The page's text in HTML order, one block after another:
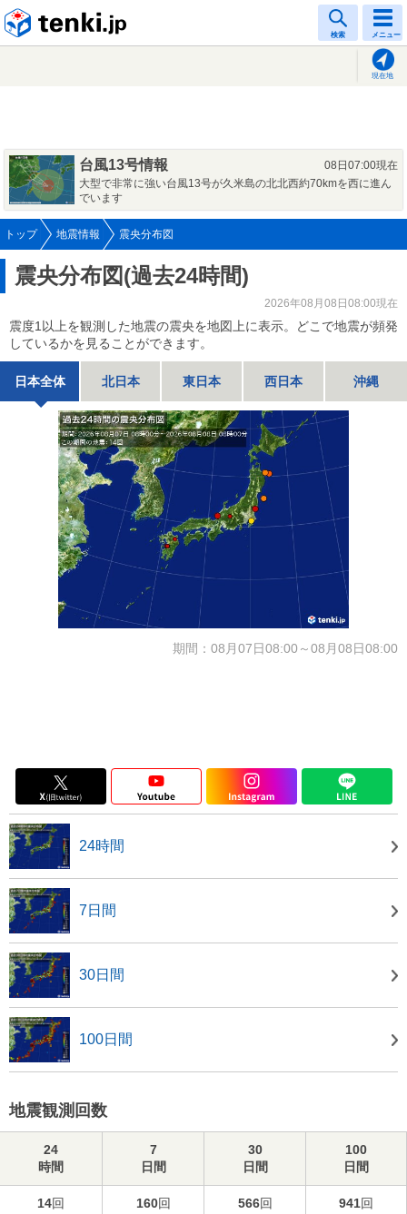
検索 メニュー
現在地
台風13号情報
08日07:00現在
大型で非常に強い台風13号が久米島の北北西約70kmを西に進ん
でいます
トップ 地震情報 震央分布図
震央分布図(過去24時間)
2026年08月08日08:00現在
震度1以上を観測した地震の震央を地図上に表示。どこで地震が頻発
しているかを見ることができます。
日本全体 北日本 東日本 西日本 沖縄
期間：08月07日08:00～08月08日08:00
24時間
7日間
30日間
100日間
地震観測回数
24
時間
7
日間
30
日間
100
日間
14回 160回 566回 941回